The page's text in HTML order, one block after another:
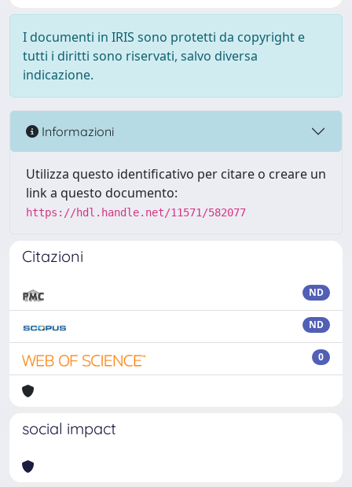
I documenti in IRIS sono protetti da copyright e
tutti i diritti sono riservati, salvo diversa
indicazione.
Informazioni
Utilizza questo identificativo per citare o creare un
link a questo documento:
https://hdl.handle.net/11571/582077
Citazioni
ND
ND
0
social impact